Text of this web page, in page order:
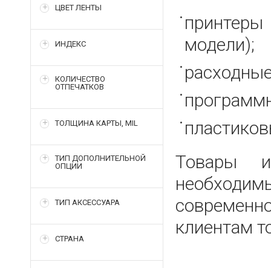
ЦВЕТ ЛЕНТЫ
ИНДЕКС
КОЛИЧЕСТВО
ОТПЕЧАТКОВ
ТОЛЩИНА КАРТЫ, MIL
ТИП ДОПОЛНИТЕЛЬНОЙ
ОПЦИИ
ТИП АКСЕССУАРА
СТРАНА
модели);
Товары
клиентам